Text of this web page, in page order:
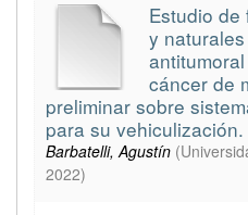
Estudio
y
cáncer de
preliminar sobre
para su vehiculización.
Barbatelli, Agustín (
2022)